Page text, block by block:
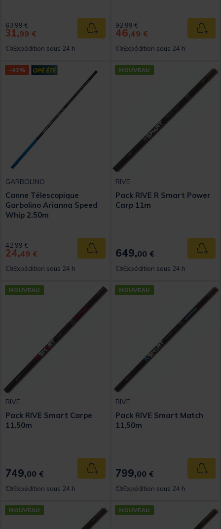
Price reduced from
63,99 €to
31,99 € Ajouter au panier
Expédition sous 24 h
Price reduced from
92,99 €to
46,49 €
Expédition sous 24 h
-43%
GARBOLINO
Canne Télescopique
Garbolino Arianna Speed
Whip 2.50m
Price reduced from
42,99 €to
24,49 € Ajouter au panier
Expédition sous 24 h
NOUVEAU
RIVE
Pack RIVE R Smart Power
Carp 11m
649,00 €
Expédition sous 24 h
NOUVEAU
RIVE
Pack RIVE Smart Carpe
11,50m
749,00 € Ajouter au panier
Expédition sous 24 h
NOUVEAU
RIVE
Pack RIVE Smart Match
11,50m
799,00 €
Expédition sous 24 h
NOUVEAU NOUVEAU